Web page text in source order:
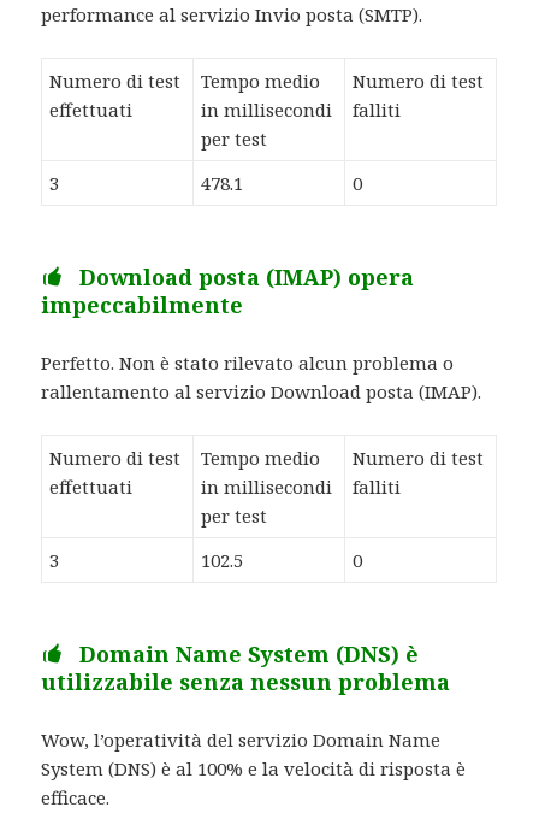
performance al servizio Invio posta (SMTP).
Numero di test
effettuati
Tempo medio
in millisecondi
per test
Numero di test
falliti
3 478.1 0
Download posta (IMAP) opera
impeccabilmente
Perfetto. Non è stato rilevato alcun problema o
rallentamento al servizio Download posta (IMAP).
Numero di test
effettuati
Tempo medio
in millisecondi
per test
Numero di test
falliti
3 102.5 0
Domain Name System (DNS) è
utilizzabile senza nessun problema
Wow, l’operatività del servizio Domain Name
System (DNS) è al 100% e la velocità di risposta è
efficace.